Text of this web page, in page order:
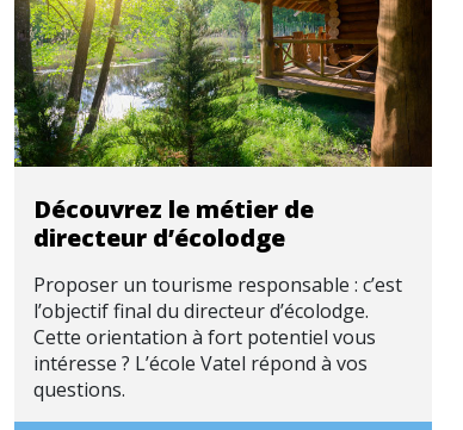
Découvrez le métier de
directeur d’écolodge
Proposer un tourisme responsable : c’est
l’objectif final du directeur d’écolodge.
Cette orientation à fort potentiel vous
intéresse ? L’école Vatel répond à vos
questions.